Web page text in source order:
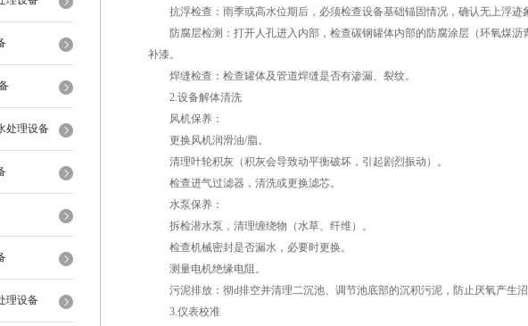
处理设备
理设备
抗浮检查：雨季或高水位期后，必须检查设备基础锚固情况，确认无上浮迹
防腐层检测：打开人孔进入内部，检查碳钢罐体内部的防腐涂层（环氧煤沥
补漆。
焊缝检查：检查罐体及管道焊缝是否有渗漏、裂纹。
2.设备解体清洗
风机保养：
更换风机润滑油/脂。
清理叶轮积灰（积灰会导致动平衡破坏，引起剧烈振动）。
检查进气过滤器，清洗或更换滤芯。
水泵保养：
拆检潜水泵，清理缠绕物（水草、纤维）。
检查机械密封是否漏水，必要时更换。
测量电机绝缘电阻。
污泥排放：彻d排空并清理二沉池、调节池底部的沉积污泥，防止厌氧产生沼
3.仪表校准